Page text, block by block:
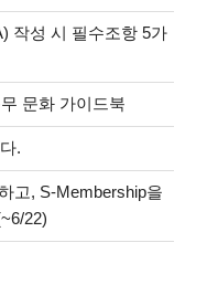
작성 시 필수조항 5가
문화 가이드북
.
고, S-Membership을
22)